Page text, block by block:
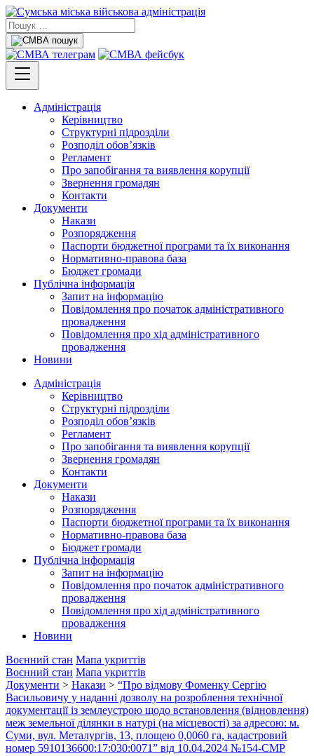
Адміністрація
Керівництво
Структурні підрозділи
Розподіл обов’язків
Регламент
Про запобігання та виявлення корупції
Звернення громадян
Контакти
Документи
Накази
Розпорядження
Паспорти бюджетної програми та їх виконання
Нормативно-правова база
Бюджет громади
Публічна інформація
Запит на інформацію
Повідомлення про початок адміністративного
провадження
Повідомлення про хід адміністративного
провадження
Новини
Адміністрація
Керівництво
Структурні підрозділи
Розподіл обов’язків
Регламент
Про запобігання та виявлення корупції
Звернення громадян
Контакти
Документи
Накази
Розпорядження
Паспорти бюджетної програми та їх виконання
Нормативно-правова база
Бюджет громади
Публічна інформація
Запит на інформацію
Повідомлення про початок адміністративного
провадження
Повідомлення про хід адміністративного
провадження
Новини
Воєнний стан Мапа укриттів
Воєнний стан Мапа укриттів
Документи > Накази > “Про відмову Фоменку Сергію
Васильовичу у наданні дозволу на розроблення технічної
документації із землеустрою щодо встановлення (відновлення)
меж земельної ділянки в натурі (на місцевості) за адресою: м.
Суми, вул. Металургів, 13, площею 0,0060 га, кадастровий
номер 5910136600:17:030:0071” від 10.04.2024 №154-СМР